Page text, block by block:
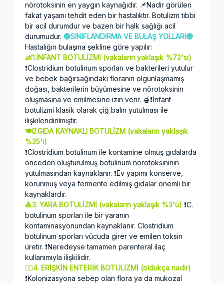
nörotoksinin en yaygın kaynağıdır. 📌Nadir görülen
fakat yaşamı tehdit eden bir hastalıktır. Botulizm tıbbi
bir acil durumdur ve bazen bir halk sağlığı acil
durumudur. 🔵SINIFLANDIRMA VE BULAŞ YOLLARI🔵
Hastalığın bulaşma şekline göre yapılır:
👶1.İNFANT BOTULİZMİ (vakaların yaklaşık %72'si)
❗️Clostridium botulinum sporları ve bakterileri yutulur
ve bebek bağırsağındaki floranın olgunlaşmamış
doğası, bakterilerin büyümesine ve nörotoksinin
oluşmasına ve emilmesine izin verir. 🍯❗️İnfant
botulizmi klasik olarak çiğ balın yutulması ile
ilişkilendirilmiştir.
🍽2.GIDA KAYNAKLI BOTULİZM (vakaların yaklaşık
%25'i)
❗️Clostridium botulinum ile kontamine olmuş gıdalarda
önceden oluşturulmuş botulinum nörotoksininin
yutulmasından kaynaklanır. ❗️Ev yapımı konserve,
korunmuş veya fermente edilmiş gıdalar önemli bir
kaynaklardır.
🔺3. YARA BOTULİZMİ (vakaların yaklaşık %3'ü) ❗️C.
botulinum sporları ile bir yaranın
kontaminasyonundan kaynaklanır. Clostridium
botulinum sporları vücuda girer ve emilen toksin
üretir. ❗️Neredeyse tamamen parenteral ilaç
kullanımıyla ilişkilidir.
🧔‍♂️4. ERİŞKİN ENTERİK BOTULİZMİ (oldukça nadir)
❗️Kolonizasyona sebep olan flora ya da mukozal